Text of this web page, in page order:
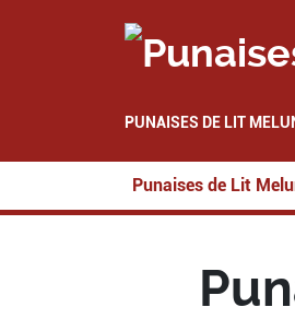
PUNAISES DE LIT
Punaises de Lit